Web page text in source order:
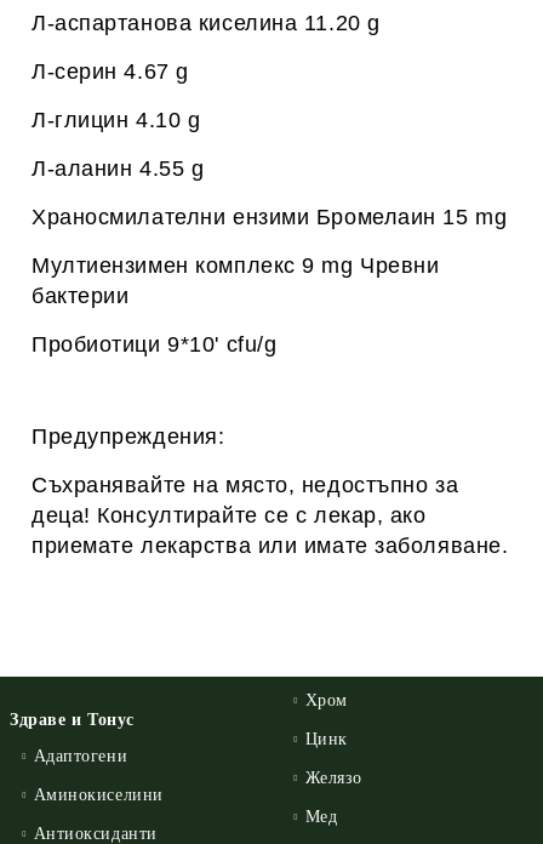
Л-аспартанова киселина 11.20 g
Л-серин 4.67 g
Л-глицин 4.10 g
Л-аланин 4.55 g
Храносмилателни ензими Бромелаин 15 mg
Мултиензимен комплекс 9 mg Чревни
бактерии
Пробиотици 9*10' cfu/g
Предупреждения:
Съхранявайте на място, недостъпно за
деца! Консултирайте се с лекар, ако
приемате лекарства или имате заболяване.
Здраве и Тонус
Адаптогени
Аминокиселини
Антиоксиданти
Хром
Цинк
Желязо
Мед